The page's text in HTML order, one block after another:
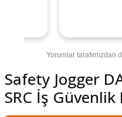
Safety Jogger
SRC İş